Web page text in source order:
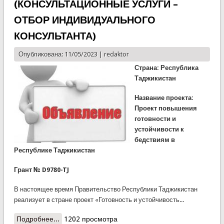
(КОНСУЛЬТАЦИОННЫЕ УСЛУГИ –
ОТБОР ИНДИВИДУАЛЬНОГО
КОНСУЛЬТАНТА)
Опубликована: 11/05/2023 | redaktor
Страна: Республика
Таджикистан
Название проекта:
Проект повышения
готовности и
устойчивости к
бедствиям в
Республике Таджикистан
Грант № D9780-TJ
В настоящее время Правительство Республики Таджикистан
реализует в стране проект «Готовность и устойчивость...
Подробнее... о ЗАПРОС НА ВЫРАЖЕНИЕ
1202 просмотра